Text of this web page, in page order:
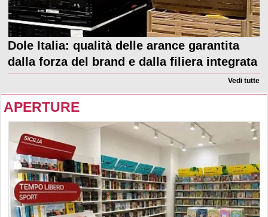
Dole Italia: qualità delle arance garantita
dalla forza del brand e dalla filiera integrata
Vedi tutte
APERTURE